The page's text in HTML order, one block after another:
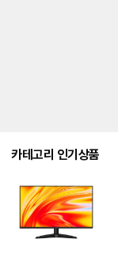
카테고리 인기상품